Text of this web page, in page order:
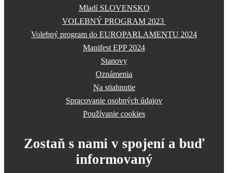
Mladí SLOVENSKO
VOLEBNÝ PROGRAM 2023
Volebný program do EUROPARLAMENTU 2024
Manifest EPP 2024
Stanovy
Oznámenia
Na stiahnutie
Spracovanie osobných údajov
Používanie cookies
Zostaň s nami v spojení a buď
informovaný